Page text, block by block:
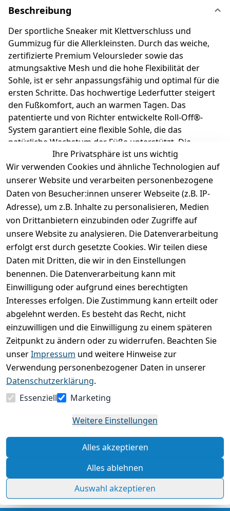
Beschreibung
Der sportliche Sneaker mit Klettverschluss und
Gummizug für die Allerkleinsten. Durch das weiche,
zertifizierte Premium Veloursleder sowie das
atmungsaktive Mesh und die hohe Flexibilität der
Sohle, ist er sehr anpassungsfähig und optimal für die
ersten Schritte. Das hochwertige Lederfutter steigert
den Fußkomfort, auch an warmen Tagen. Das
patentierte und von Richter entwickelte Roll-Off®-
System garantiert eine flexible Sohle, die das
natürliche Wachstum der Füße unterstützt. Die
herausnehmbare Einlage macht es kinderleicht, die
richtige Schuhgröße auszuwählen. Richter
Kinderschuhe - Kids shoes since 1893.
Produktdetails
Kundenrezensionen
Durchschnittliche Bewertung
0
Basierend auf 0 Bewertung(en)
Bewertung abgeben
5
( 0 )
4
( 0 )
3
( 0 )
2
( 0 )
1
Artikel abgegeben
Rechtliche Hinweise – Klicken Sie hier für weitere
Ihre Privatsphäre ist uns wichtig
Wir verwenden Cookies und ähnliche Technologien auf
unserer Website und verarbeiten personenbezogene
Daten von Besucher:innen unserer Webseite (z.B. IP-
Adresse), um z.B. Inhalte zu personalisieren, Medien
von Drittanbietern einzubinden oder Zugriffe auf
unsere Website zu analysieren. Die Datenverarbeitung
erfolgt erst durch gesetzte Cookies. Wir teilen diese
Daten mit Dritten, die wir in den Einstellungen
benennen. Die Datenverarbeitung kann mit
Einwilligung oder aufgrund eines berechtigten
Interesses erfolgen. Die Zustimmung kann erteilt oder
abgelehnt werden. Es besteht das Recht, nicht
einzuwilligen und die Einwilligung zu einem späteren
Zeitpunkt zu ändern oder zu widerrufen. Beachten Sie
unserImpressum und weitere Hinweise zur
Verwendung personenbezogener Daten in unserer
Datenschutzerklärung.
Essenziell
Marketing
Weitere Einstellungen
Alles akzeptieren
Alles ablehnen
Auswahl akzeptieren